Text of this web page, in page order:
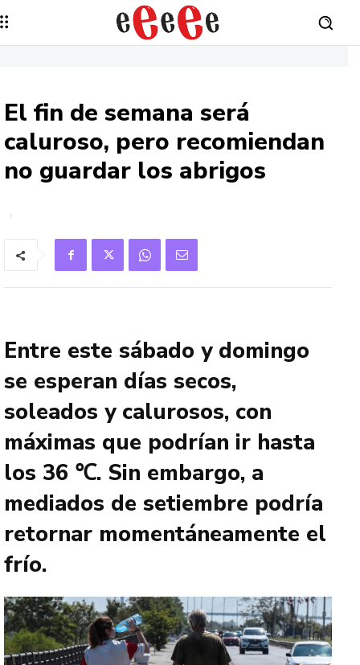
El fin de semana será
caluroso, pero recomiendan
no guardar los abrigos
Entre este sábado y domingo
se esperan días secos,
soleados y calurosos, con
máximas que podrían ir hasta
los 36 ℃. Sin embargo, a
mediados de setiembre podría
retornar momentáneamente el
frío.